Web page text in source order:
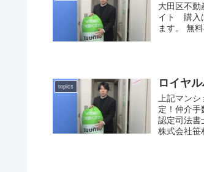
大田区不
イト 購入
ます。 無
topics ロイヤ
上記マンシ
定！仲介手
認定司法書
株式会社笹